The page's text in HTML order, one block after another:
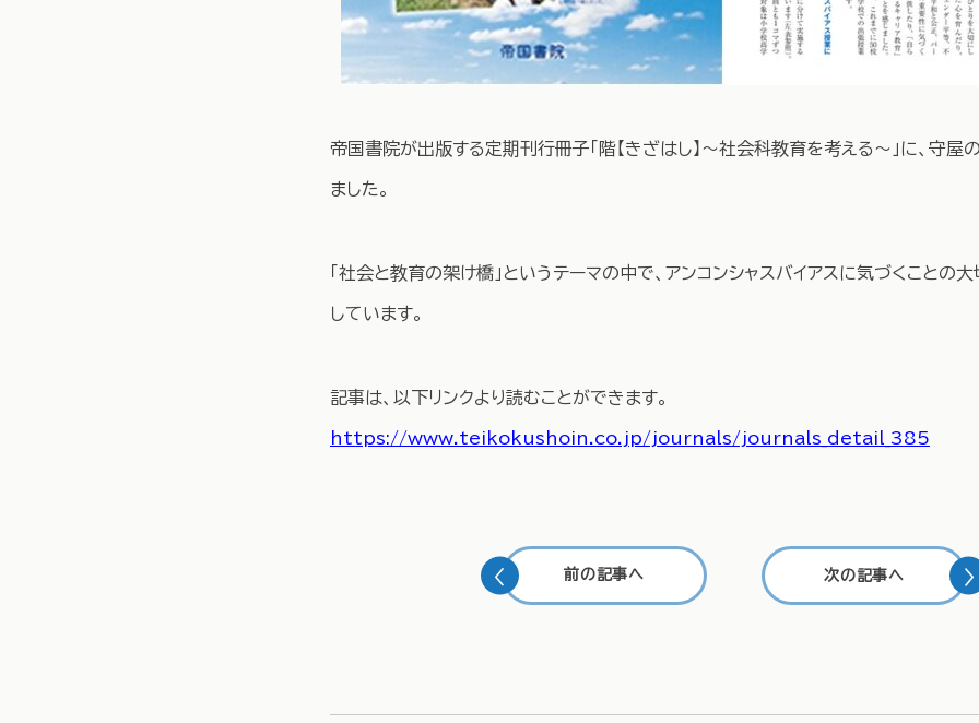
帝国書院が出版する定期刊行冊子「階【きざはし】～社会科教育を考える～」に、守
ました。
「社会と教育の架け橋」というテーマの中で、アンコンシャスバイアスに気づくことの
しています。
記事は、以下リンクより読むことができます。
https://www.teikokushoin.co.jp/journals/journals_detail_385
前の記事へ 次の記事へ